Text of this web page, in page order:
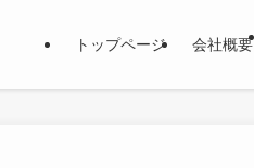
トップページ 会社概要